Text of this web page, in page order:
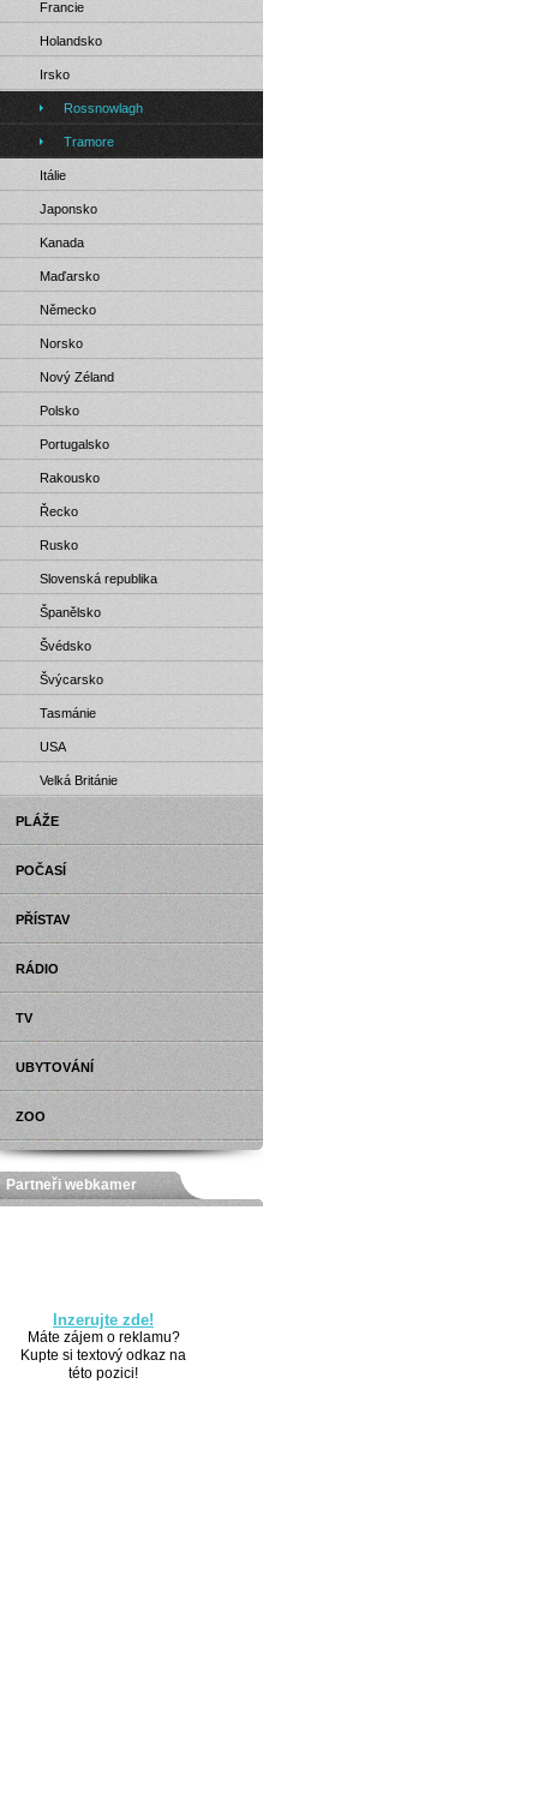
Francie
Holandsko
Irsko
Rossnowlagh
Tramore
Itálie
Japonsko
Kanada
Maďarsko
Německo
Norsko
Nový Zéland
Polsko
Portugalsko
Rakousko
Řecko
Rusko
Slovenská republika
Španělsko
Švédsko
Švýcarsko
Tasmánie
USA
Velká Británie
PLÁŽE
POČASÍ
PŘÍSTAV
RÁDIO
TV
UBYTOVÁNÍ
ZOO
Partneři webkamer
Inzerujte zde!
Máte zájem o reklamu?
Kupte si textový odkaz na
této pozici!